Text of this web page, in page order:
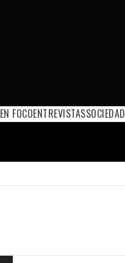
EN FOCOENTREVISTASSOCIEDAD